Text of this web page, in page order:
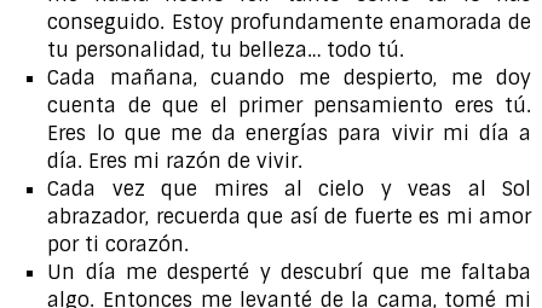
conseguido. Estoy profundamente enamorada de
tu personalidad, tu belleza… todo tú.
Cada mañana, cuando me despierto, me doy
cuenta de que el primer pensamiento eres tú.
Eres lo que me da energías para vivir mi día a
día. Eres mi razón de vivir.
Cada vez que mires al cielo y veas al Sol
abrazador, recuerda que así de fuerte es mi amor
por ti corazón.
Un día me desperté y descubrí que me faltaba
algo. Entonces me levanté de la cama, tomé mi